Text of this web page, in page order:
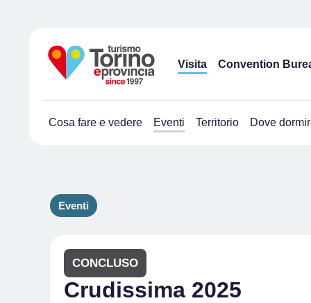
Visita Convention
Cosa fare e vedere Eventi Territorio Dove
Eventi
CONCLUSO
Crudissima 2025